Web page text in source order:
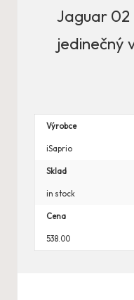
Jaguar
jedinečný
Výrobce
iSaprio
Sklad
in stock
Cena
538.00